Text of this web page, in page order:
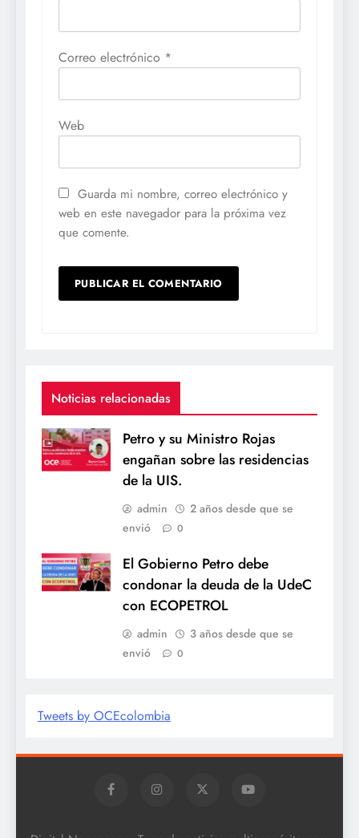
Correo electrónico *
Web
Guarda mi nombre, correo electrónico y
web en este navegador para la próxima vez
que comente.
Noticias relacionadas
Petro y su Ministro Rojas
engañan sobre las residencias
de la UIS.
admin
2 años desde que se
envió
0
El Gobierno Petro debe
condonar la deuda de la UdeC
con ECOPETROL
admin
3 años desde que se
envió
0
Tweets by OCEcolombia